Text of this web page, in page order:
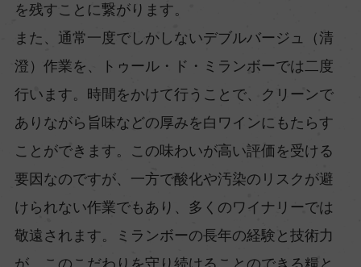
を残すことに繋がります。
また、通常一度でしかしないデブルバージュ（清
澄）作業を、トゥール・ド・ミランボーでは二度
行います。時間をかけて行うことで、クリーンで
ありながら旨味などの厚みを白ワインにもたらす
ことができます。この味わいが高い評価を受ける
要因なのですが、一方で酸化や汚染のリスクが避
けられない作業でもあり、多くのワイナリーでは
敬遠されます。ミランボーの長年の経験と技術力